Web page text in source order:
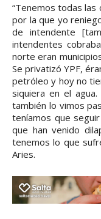
“Tenemos todas las
por la que yo
de intendente
intendentes
norte eran
Se privatizó YPF,
petróleo y hoy no
siquiera en el
también lo vimos
teníamos que
que han venido
tenemos lo que
Aries.